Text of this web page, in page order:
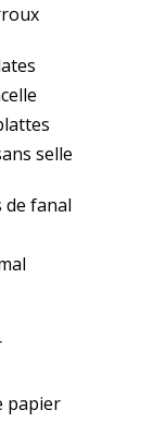
selle
de fanal
papier